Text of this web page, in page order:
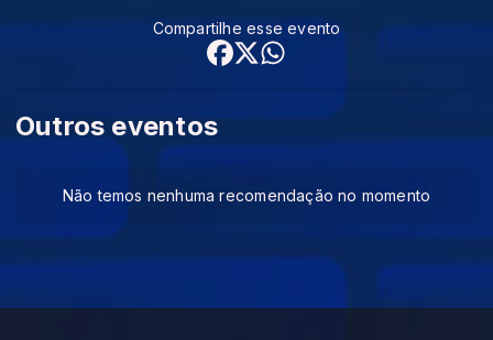
Outros eventos
Não temos nenhuma recomendação no momento
Compartilhe esse evento